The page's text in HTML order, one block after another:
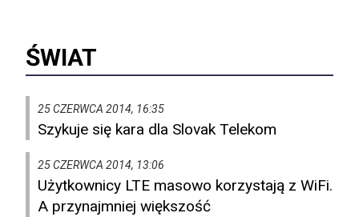
ŚWIAT
25 CZERWCA 2014, 16:35
Szykuje się kara dla Slovak Telekom
25 CZERWCA 2014, 13:06
Użytkownicy LTE masowo korzystają z WiFi.
A przynajmniej większość